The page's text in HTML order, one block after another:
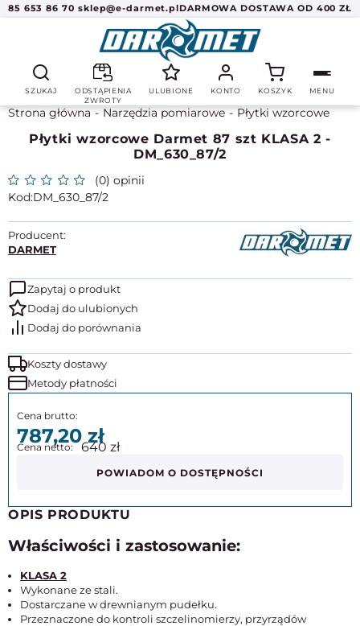
85 653 86 70 sklep@e-darmet.plDARMOWA DOSTAWA OD 400 ZŁ
SZUKAJ
ODSTĄPIENIA
ZWROTY
ULUBIONE KONTO KOSZYK MENU
Strona główna Narzędzia pomiarowe Płytki wzorcowe
Płytki wzorcowe Darmet 87 szt KLASA 2 -
DM_630_87/2
(0) opinii
DM_630_87/2
Producent:
DARMET
Zapytaj o produkt
Koszty dostawy
Metody płatności
787,20640
POWIADOM O DOSTĘPNOŚCI
OPIS PRODUKTU
Właściwości i zastosowanie:
KLASA 2
Wykonane ze stali.
Dostarczane w drewnianym pudełku.
Przeznaczone do kontroli szczelinomierzy, przyrządów